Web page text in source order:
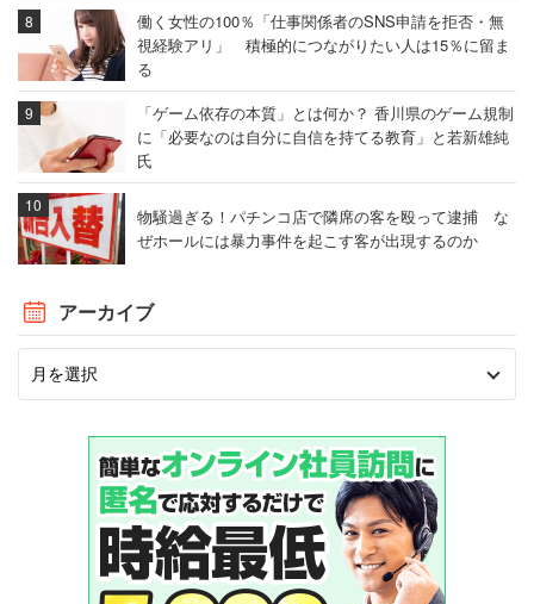
「残業はまったくありません。休日出勤なんてもっ
てのほか。会社の電気が落ちますので、むしろ定時
にあがれるよう努めようという社風です。不満など
一切ございません」
（海外営業 20代後半 男性 年収600万円）
「福利厚生は充実しており、社員のことを考えてく
は福利厚生がさらに充実するシステムとなってお
り、社員のワークライフバランスがしっかり考慮さ
れている。また、待遇に関しても、社員の意見を積
ている」
（研究開発 20代後半 男性 年収450万円）
働く女性の100％「仕事関係者のSNS申請を拒否・無
視経験アリ」 積極的につながりたい人は15％に留ま
る
「ゲーム依存の本質」とは何か？ 香川県のゲーム規制
に「必要なのは自分に自信を持てる教育」と若新雄純
氏
物騒過ぎる！パチンコ店で隣席の客を殴って逮捕 な
ぜホールには暴力事件を起こす客が出現するのか
アーカイブ